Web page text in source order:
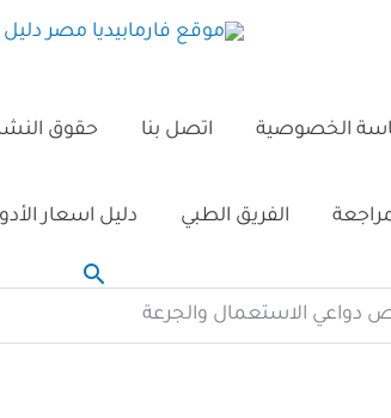
الخصوصية اتصل بنا حقوق
الفريق الطبي دليل اسعار
البحث